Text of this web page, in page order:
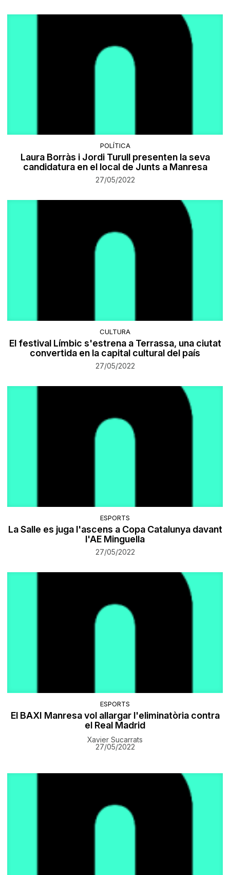
POLÍTICA
Laura Borràs i Jordi Turull presenten la seva
candidatura en el local de Junts a Manresa
27/05/2022
CULTURA
El festival Límbic s'estrena a Terrassa, una ciutat
convertida en la capital cultural del país
27/05/2022
ESPORTS
La Salle es juga l'ascens a Copa Catalunya davant
l'AE Minguella
27/05/2022
ESPORTS
El BAXI Manresa vol allargar l'eliminatòria contra
el Real Madrid
Xavier Sucarrats
27/05/2022